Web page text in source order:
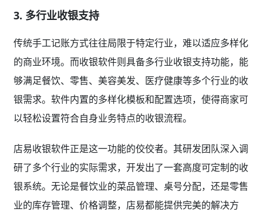
3. 多行业收银支持
传统手工记账方式往往局限于特定行业，难以适应多样化
的商业环境。而收银软件则具备多行业收银支持功能，能
够满足餐饮、零售、美容美发、医疗健康等多个行业的收
银需求。软件内置的多样化模板和配置选项，使得商家可
以轻松设置符合自身业务特点的收银流程。
店易收银软件正是这一功能的佼佼者。其研发团队深入调
研了多个行业的实际需求，开发出了一套高度可定制的收
银系统。无论是餐饮业的菜品管理、桌号分配，还是零售
业的库存管理、价格调整，店易都能提供完美的解决方